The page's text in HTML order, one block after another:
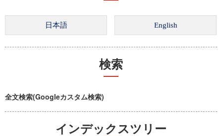
検索
全文検索(Googleカスタム検索)
インデックスツリー